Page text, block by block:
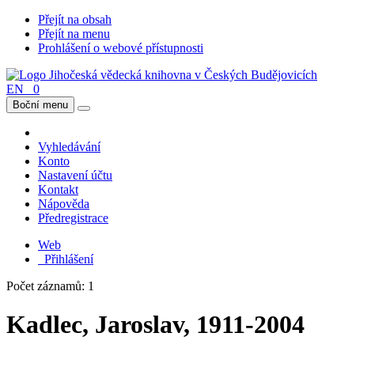
Přejít na obsah
Přejít na menu
Prohlášení o webové přístupnosti
EN 0
Boční menu
Vyhledávání
Konto
Nastavení účtu
Kontakt
Nápověda
Předregistrace
Web
Přihlášení
Počet záznamů: 1
Kadlec, Jaroslav, 1911-2004